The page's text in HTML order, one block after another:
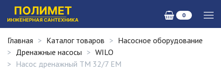
0
Главная Каталог товаров
Насосное оборудование
Дренажные насосы
WILO
Насос дренажный TM 32/7 EM